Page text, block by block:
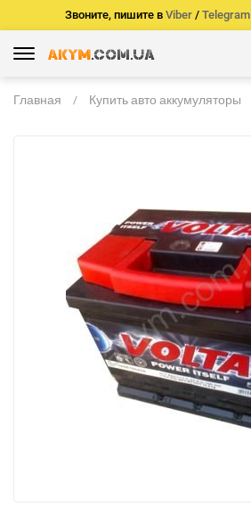
Звоните, пишите в Viber / Telegram
Главная Купить авто аккумуляторы